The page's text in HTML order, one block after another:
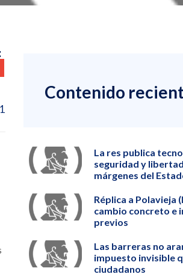
Contenido
La res publica
seguridad y
márgenes del
Réplica a Polavieja
cambio concreto e
previos
Las barreras no
impuesto invisible
ciudadanos